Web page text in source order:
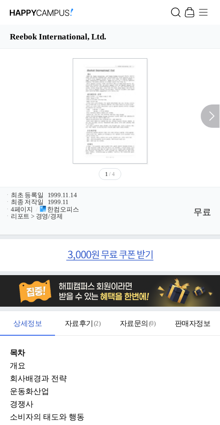
Reebok International, Ltd.
1 / 4
ㆍ 최초 등록일
1999.11.14
ㆍ 최종 저작일
1999.11
ㆍ 4페이지 /
한컴오피스
ㆍ 리포트 > 경영/경제 무료
상세정보 자료후기 (2) 자료문의 (0) 판매자정보
목차
개요
회사배경과 전략
운동화산업
경쟁사
소비자의 태도와 행동